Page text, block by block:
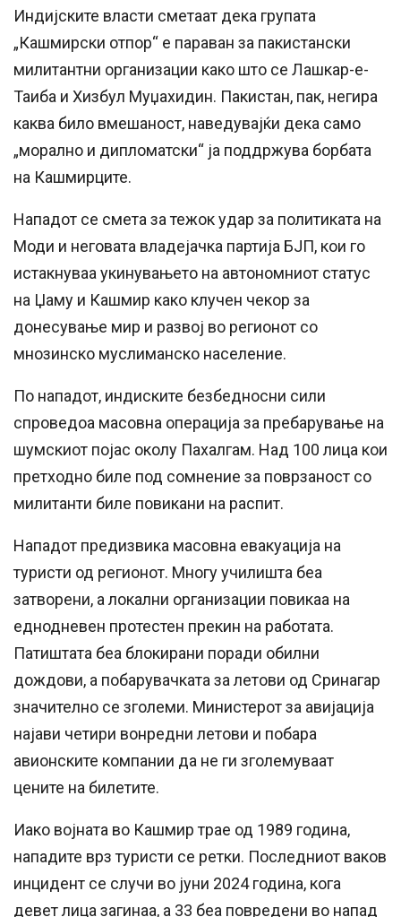
Индијските власти сметаат дека групата
„Кашмирски отпор“ е параван за пакистански
милитантни организации како што се Лашкар-е-
Таиба и Хизбул Муџахидин. Пакистан, пак, негира
каква било вмешаност, наведувајќи дека само
„морално и дипломатски“ ја поддржува борбата
на Кашмирците.
Нападот се смета за тежок удар за политиката на
Моди и неговата владејачка партија БЈП, кои го
истакнуваа укинувањето на автономниот статус
на Џаму и Кашмир како клучен чекор за
донесување мир и развој во регионот со
мнозинско муслиманско население.
По нападот, индиските безбедносни сили
спроведоа масовна операција за пребарување на
шумскиот појас околу Пахалгам. Над 100 лица кои
претходно биле под сомнение за поврзаност со
милитанти биле повикани на распит.
Нападот предизвика масовна евакуација на
туристи од регионот. Многу училишта беа
затворени, а локални организации повикаа на
еднодневен протестен прекин на работата.
Патиштата беа блокирани поради обилни
дождови, а побарувачката за летови од Сринагар
значително се зголеми. Министерот за авијација
најави четири вонредни летови и побара
авионските компании да не ги зголемуваат
цените на билетите.
Иако војната во Кашмир трае од 1989 година,
нападите врз туристи се ретки. Последниот ваков
инцидент се случи во јуни 2024 година, кога
девет лица загинаа, а 33 беа повредени во напад